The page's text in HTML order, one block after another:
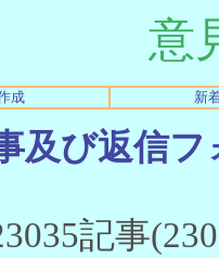
意
成 新
及び返信
記事